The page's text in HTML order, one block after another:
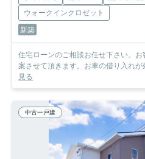
ウォークインクロゼット
新築
住宅ローンのご相談お任せ下さい。
案させて頂きます。お車の借り入れ
見る
中古一戸建